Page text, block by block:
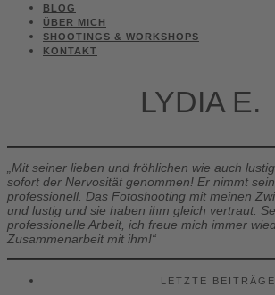
BLOG
ÜBER MICH
SHOOTINGS & WORKSHOPS
KONTAKT
LYDIA E.
„Mit seiner lieben und fröhlichen wie auch
sofort der Nervosität genommen! Er nimmt
professionell. Das Fotoshooting mit meinen
und lustig und sie haben ihm gleich vertraut.
professionelle Arbeit, ich freue mich immer
Zusammenarbeit mit ihm!“
LETZTE BEITRÄGE